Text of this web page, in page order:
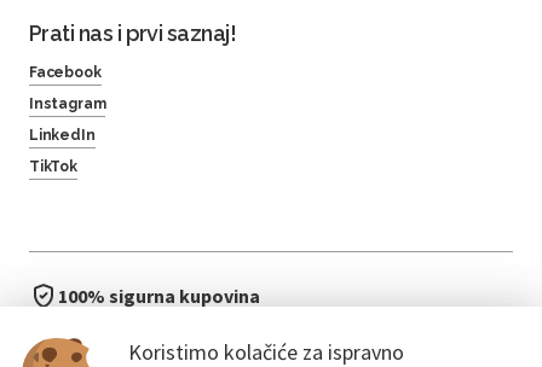
Koristimo kolačiće za ispravno
Prati nas i prvi saznaj!
Facebook
Instagram
LinkedIn
TikTok
100% sigurna kupovina
bez čekanja u redu